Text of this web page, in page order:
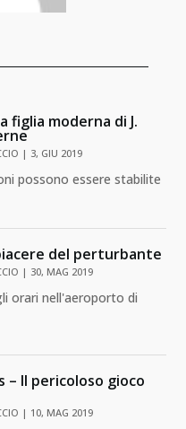
figlia moderna di J.
| 3, GIU 2019
possono essere stabilite
del perturbante
| 30, MAG 2019
orari nell'aeroporto di
– Il pericoloso gioco
| 10, MAG 2019